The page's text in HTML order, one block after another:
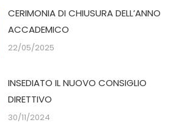
CERIMONIA DI CHIUSURA DELL’ANNO
ACCADEMICO
22/05/2025
INSEDIATO IL NUOVO CONSIGLIO
DIRETTIVO
30/11/2024